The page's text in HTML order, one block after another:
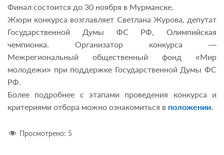
Финал состоится до 30 ноября в Мурманске.
Жюри конкурса возглавляет Светлана Журова, депутат
Государственной Думы ФС РФ, Олимпийская
чемпионка. Организатор конкурса —
Межрегиональный общественный фонд «Мир
молодежи» при поддержке Государственной Думы ФС
РФ.
Более подробнее с этапами проведения конкурса и
критериями отбора можно ознакомиться в положении.
Просмотрено: 5